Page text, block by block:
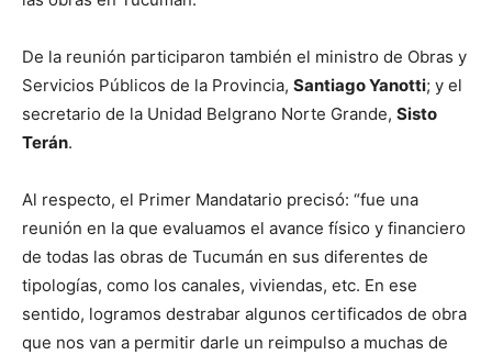
De la reunión participaron también el ministro de Obras y
Servicios Públicos de la Provincia, Santiago Yanotti; y el
secretario de la Unidad Belgrano Norte Grande, Sisto
Terán.
Al respecto, el Primer Mandatario precisó: “fue una
reunión en la que evaluamos el avance físico y financiero
de todas las obras de Tucumán en sus diferentes de
tipologías, como los canales, viviendas, etc. En ese
sentido, logramos destrabar algunos certificados de obra
que nos van a permitir darle un reimpulso a muchas de